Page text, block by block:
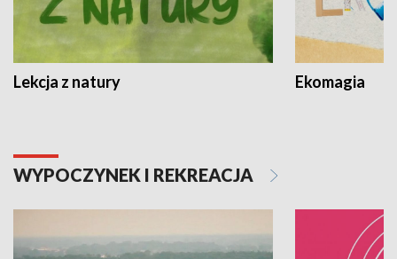
Lekcja z natury Ekomagia
WYPOCZYNEK I REKREACJA